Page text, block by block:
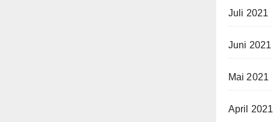
Juli 2021
Juni 2021
Mai 2021
April 2021